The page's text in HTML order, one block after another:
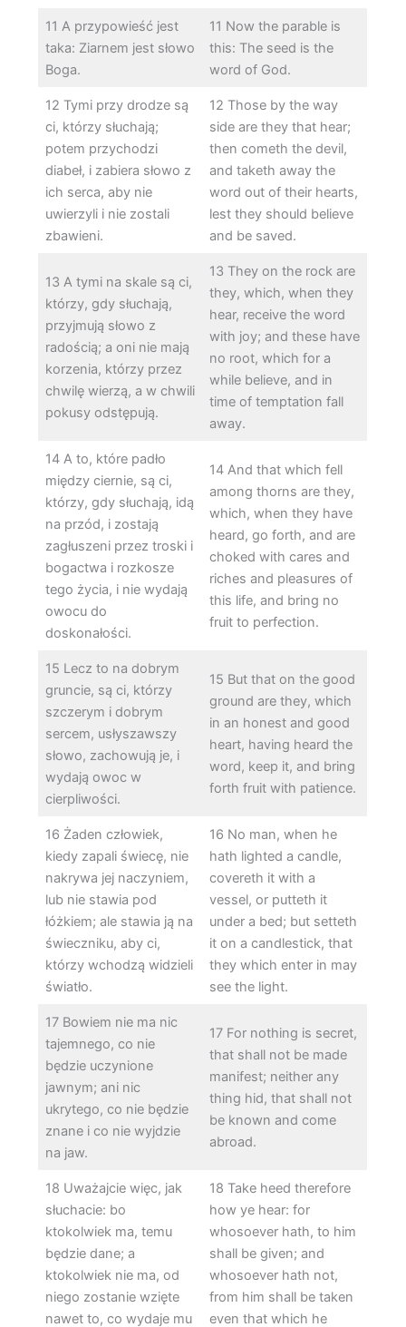
11 A przypowieść jest
taka: Ziarnem jest słowo
Boga.
11 Now the parable is
this: The seed is the
word of God.
12 Tymi przy drodze są
ci, którzy słuchają;
potem przychodzi
diabeł, i zabiera słowo z
ich serca, aby nie
uwierzyli i nie zostali
zbawieni.
12 Those by the way
side are they that hear;
then cometh the devil,
and taketh away the
word out of their hearts,
lest they should believe
and be saved.
13 A tymi na skale są ci,
którzy, gdy słuchają,
przyjmują słowo z
radością; a oni nie mają
korzenia, którzy przez
chwilę wierzą, a w chwili
pokusy odstępują.
13 They on the rock are
they, which, when they
hear, receive the word
with joy; and these have
no root, which for a
while believe, and in
time of temptation fall
away.
14 A to, które padło
między ciernie, są ci,
którzy, gdy słuchają, idą
na przód, i zostają
zagłuszeni przez troski i
bogactwa i rozkosze
tego życia, i nie wydają
owocu do
doskonałości.
14 And that which fell
among thorns are they,
which, when they have
heard, go forth, and are
choked with cares and
riches and pleasures of
this life, and bring no
fruit to perfection.
15 Lecz to na dobrym
gruncie, są ci, którzy
szczerym i dobrym
sercem, usłyszawszy
słowo, zachowują je, i
wydają owoc w
cierpliwości.
15 But that on the good
ground are they, which
in an honest and good
heart, having heard the
word, keep it, and bring
forth fruit with patience.
16 Żaden człowiek,
kiedy zapali świecę, nie
nakrywa jej naczyniem,
lub nie stawia pod
łóżkiem; ale stawia ją na
świeczniku, aby ci,
którzy wchodzą widzieli
światło.
16 No man, when he
hath lighted a candle,
covereth it with a
vessel, or putteth it
under a bed; but setteth
it on a candlestick, that
they which enter in may
see the light.
17 Bowiem nie ma nic
tajemnego, co nie
będzie uczynione
jawnym; ani nic
ukrytego, co nie będzie
znane i co nie wyjdzie
na jaw.
17 For nothing is secret,
that shall not be made
manifest; neither any
thing hid, that shall not
be known and come
abroad.
18 Uważajcie więc, jak
słuchacie: bo
ktokolwiek ma, temu
będzie dane; a
ktokolwiek nie ma, od
niego zostanie wzięte
nawet to, co wydaje mu
18 Take heed therefore
how ye hear: for
whosoever hath, to him
shall be given; and
whosoever hath not,
from him shall be taken
even that which he